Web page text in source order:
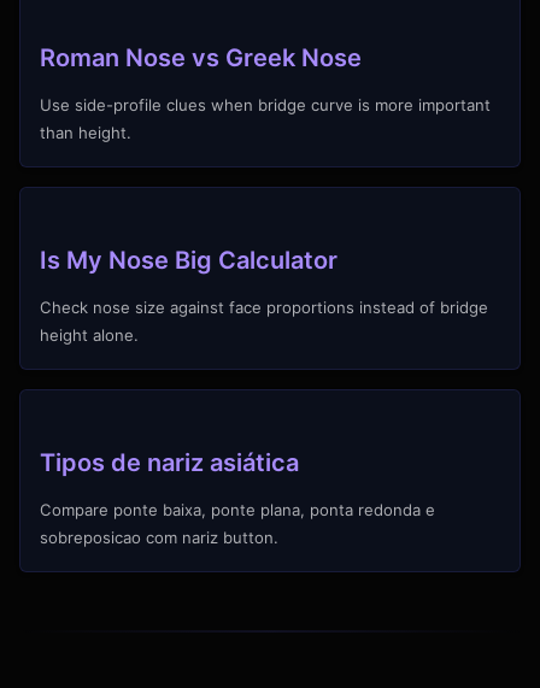
Roman Nose vs Greek Nose
Use side-profile clues when bridge curve is more important
than height.
Is My Nose Big Calculator
Check nose size against face proportions instead of bridge
height alone.
Tipos de nariz asiática
Compare ponte baixa, ponte plana, ponta redonda e
sobreposicao com nariz button.